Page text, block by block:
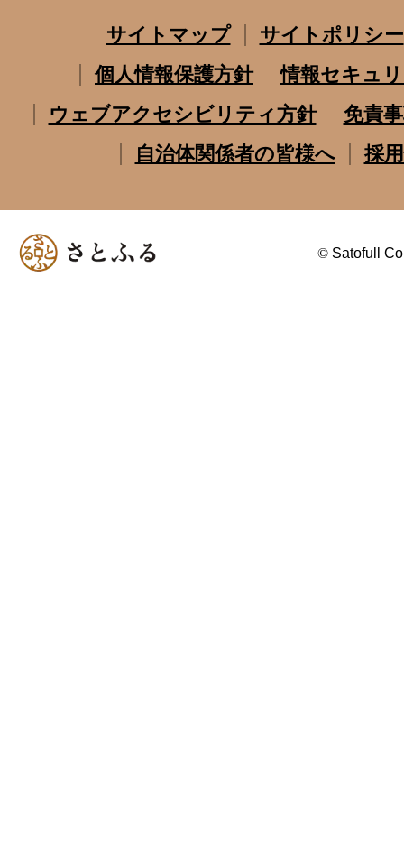
サイトマップ
サイトポリシー
個人情報保護方針
情報セキュ
ウェブアクセシビリティ方針
免責
自治体関係者の皆様へ
採
© Satofull